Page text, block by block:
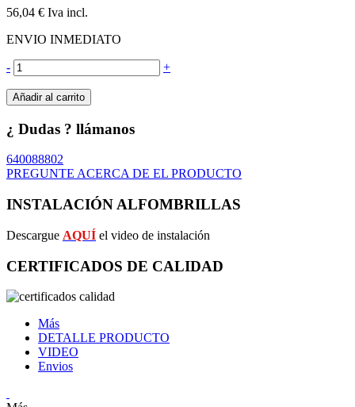
56,04 € Iva incl.
ENVIO INMEDIATO
- +
Añadir al carrito
¿ Dudas ? llámanos
640088802
PREGUNTE ACERCA DE EL PRODUCTO
INSTALACIÓN ALFOMBRILLAS
Descargue AQUÍ el video de instalación
CERTIFICADOS DE CALIDAD
Más
DETALLE PRODUCTO
VIDEO
Envios